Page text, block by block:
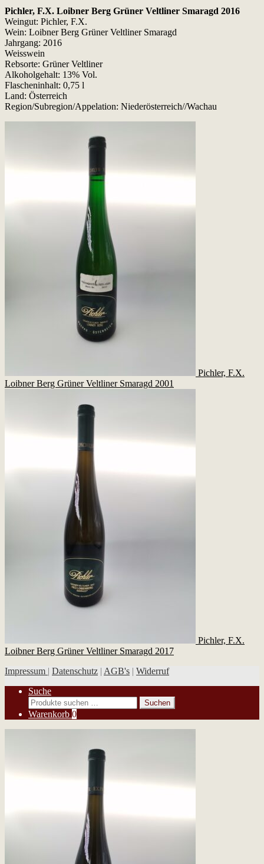
Pichler, F.X. Loibner Berg Grüner Veltliner Smaragd 2016
Weingut: Pichler, F.X.
Wein: Loibner Berg Grüner Veltliner Smaragd
Jahrgang: 2016
Weisswein
Rebsorte: Grüner Veltliner
Alkoholgehalt: 13% Vol.
Flascheninhalt: 0,75 l
Land: Österreich
Region/Subregion/Appelation: Niederösterreich//Wachau
Pichler, F.X.
Loibner Berg Grüner Veltliner Smaragd 2001
Pichler, F.X.
Loibner Berg Grüner Veltliner Smaragd 2017
Impressum | Datenschutz | AGB's | Widerruf
Suche
Suchen
nach:
Suchen
Warenkorb 0